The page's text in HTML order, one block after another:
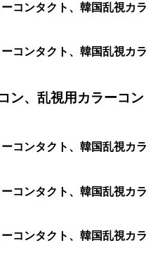
コンタクト、韓国乱視カラ
コンタクト、韓国乱視カラ
ン、乱視用カラーコン
コンタクト、韓国乱視カラ
コンタクト、韓国乱視カラ
コンタクト、韓国乱視カラ